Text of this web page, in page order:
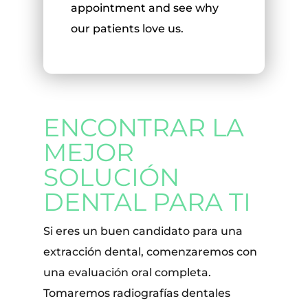
appointment and see why
our patients love us.
ENCONTRAR LA
MEJOR
SOLUCIÓN
DENTAL PARA TI
Si eres un buen candidato para una
extracción dental, comenzaremos con
una evaluación oral completa.
Tomaremos radiografías dentales